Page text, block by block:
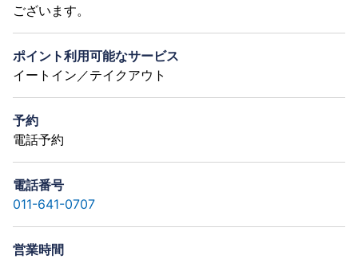
ございます。
ポイント利用可能なサービス
イートイン／テイクアウト
予約
電話予約
電話番号
011-641-0707
営業時間